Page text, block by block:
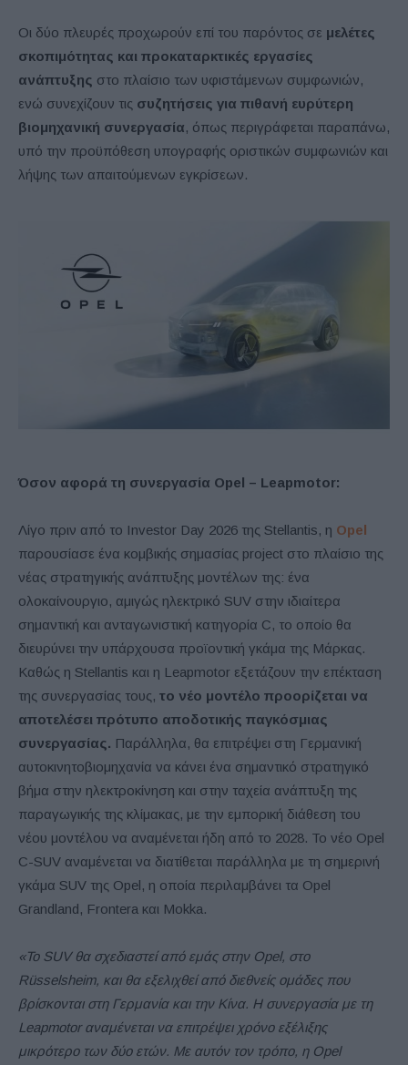
Οι δύο πλευρές προχωρούν επί του παρόντος σε μελέτες
σκοπιμότητας και προκαταρκτικές εργασίες
ανάπτυξης στο πλαίσιο των υφιστάμενων συμφωνιών,
ενώ συνεχίζουν τις συζητήσεις για πιθανή ευρύτερη
βιομηχανική συνεργασία, όπως περιγράφεται παραπάνω,
υπό την προϋπόθεση υπογραφής οριστικών συμφωνιών και
λήψης των απαιτούμενων εγκρίσεων.
Όσον αφορά τη συνεργασία Opel – Leapmotor:
Λίγο πριν από το Investor Day 2026 της Stellantis, η Opel
παρουσίασε ένα κομβικής σημασίας project στο πλαίσιο της
νέας στρατηγικής ανάπτυξης μοντέλων της: ένα
ολοκαίνουργιο, αμιγώς ηλεκτρικό SUV στην ιδιαίτερα
σημαντική και ανταγωνιστική κατηγορία C, το οποίο θα
διευρύνει την υπάρχουσα προϊοντική γκάμα της Μάρκας.
Καθώς η Stellantis και η Leapmotor εξετάζουν την επέκταση
της συνεργασίας τους, το νέο μοντέλο προορίζεται να
αποτελέσει πρότυπο αποδοτικής παγκόσμιας
συνεργασίας. Παράλληλα, θα επιτρέψει στη Γερμανική
αυτοκινητοβιομηχανία να κάνει ένα σημαντικό στρατηγικό
βήμα στην ηλεκτροκίνηση και στην ταχεία ανάπτυξη της
παραγωγικής της κλίμακας, με την εμπορική διάθεση του
νέου μοντέλου να αναμένεται ήδη από το 2028. Το νέο Opel
C-SUV αναμένεται να διατίθεται παράλληλα με τη σημερινή
γκάμα SUV της Opel, η οποία περιλαμβάνει τα Opel
Grandland, Frontera και Mokka.
«Το SUV θα σχεδιαστεί από εμάς στην Opel, στο
Rüsselsheim, και θα εξελιχθεί από διεθνείς ομάδες που
βρίσκονται στη Γερμανία και την Κίνα. Η συνεργασία με τη
Leapmotor αναμένεται να επιτρέψει χρόνο εξέλιξης
μικρότερο των δύο ετών. Με αυτόν τον τρόπο, η Opel